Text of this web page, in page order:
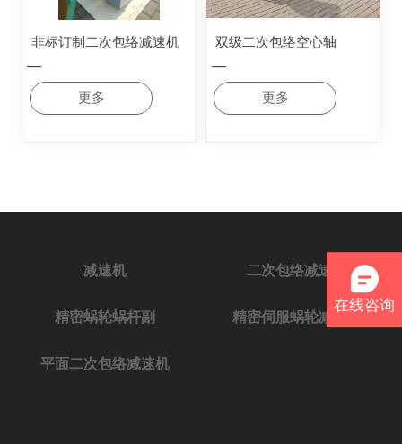
非标订制二次包络减速机
—
更多
双级二次包络空心轴
—
更多
减速机 二次包络减速机
精密蜗轮蜗杆副 精密伺服蜗轮减速机
平面二次包络减速机
在线咨询